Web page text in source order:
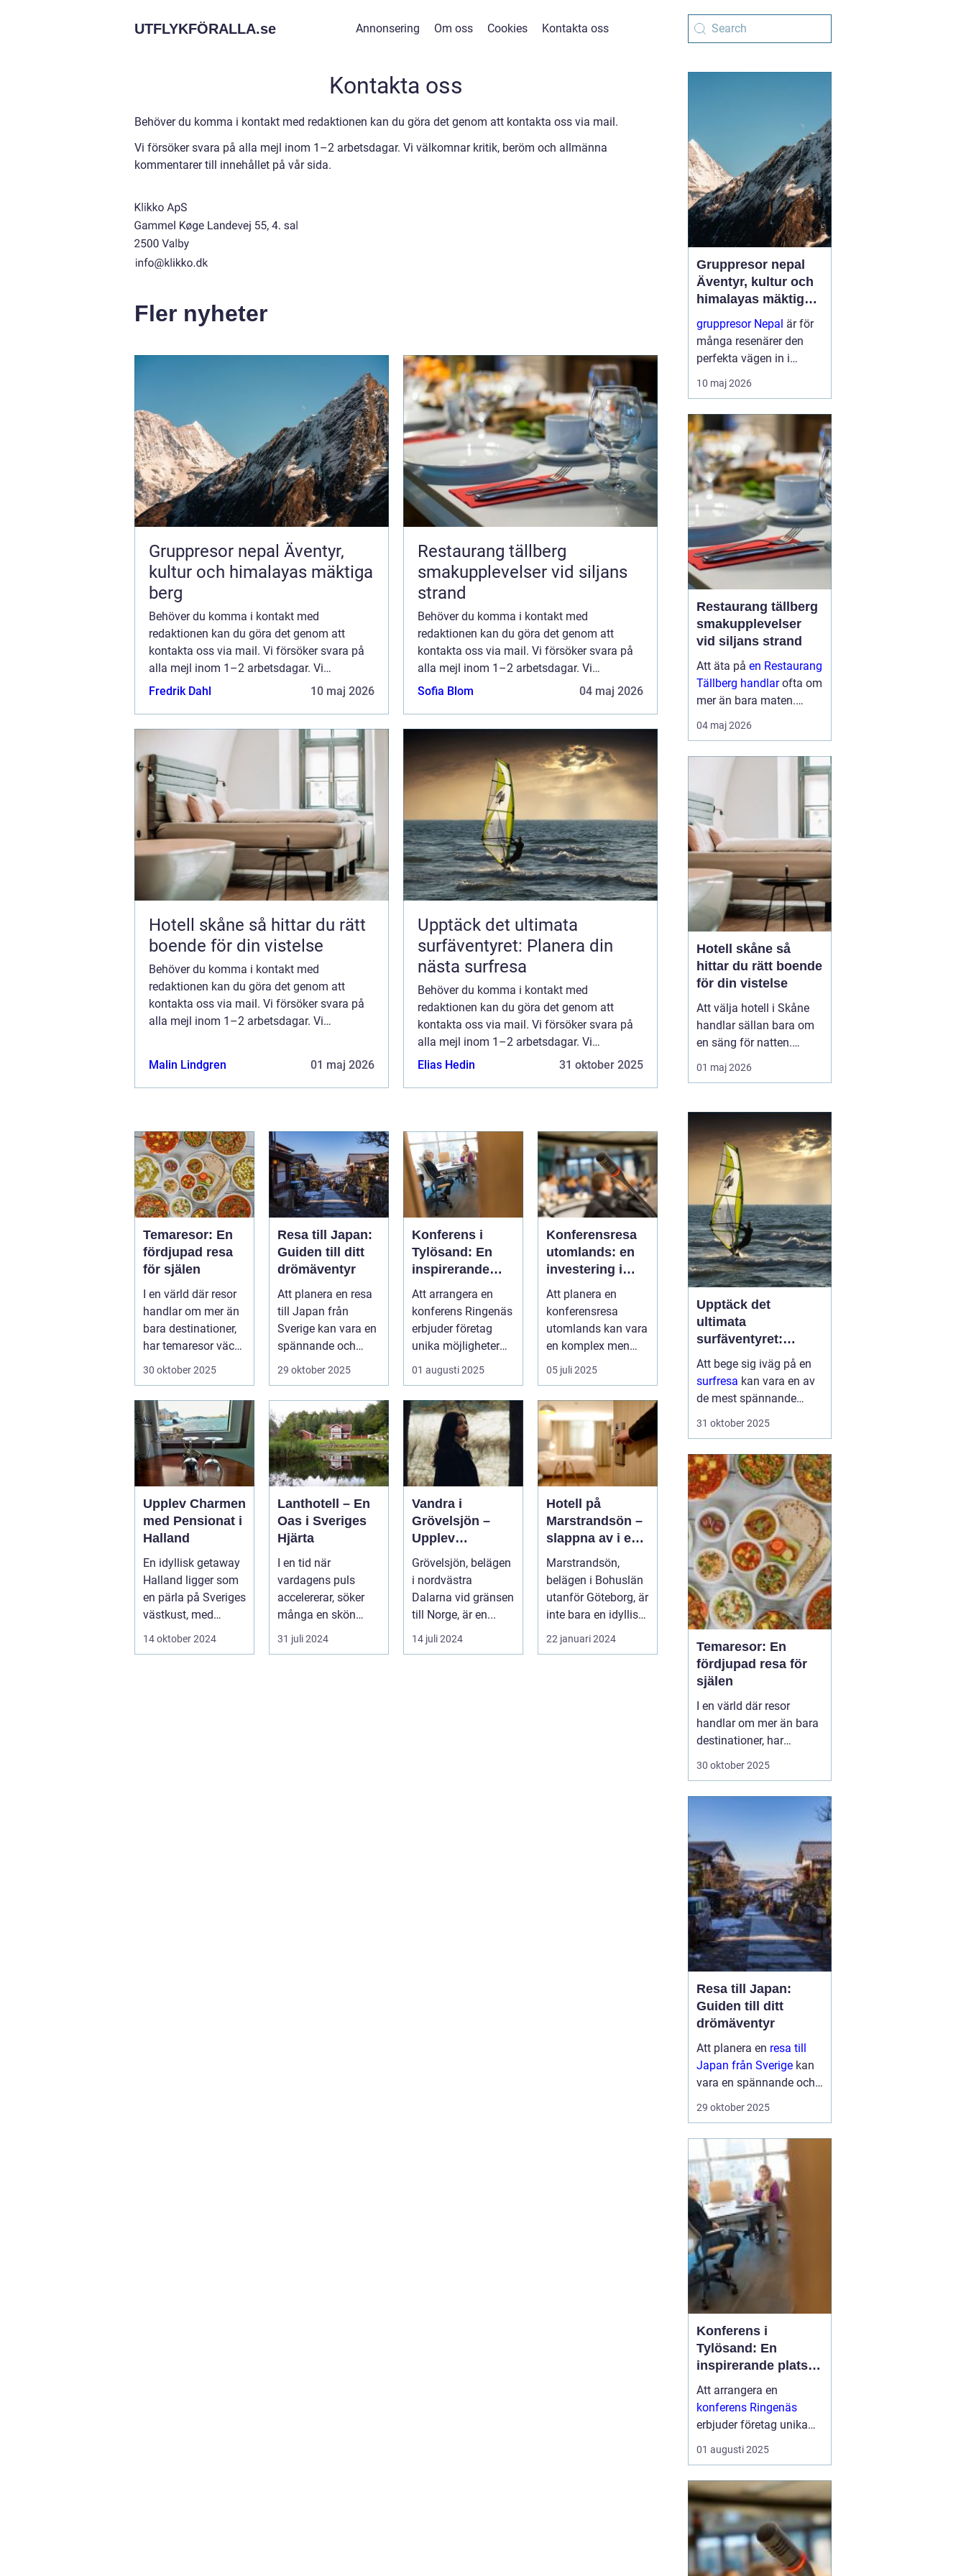
UTFLYKFÖRALLA.se Annonsering Om oss Cookies Kontakta oss
Kontakta oss
Behöver du komma i kontakt med redaktionen kan du göra det genom att kontakta oss via mail.
Vi försöker svara på alla mejl inom 1–2 arbetsdagar. Vi välkomnar kritik, beröm och allmänna
kommentarer till innehållet på vår sida.
Fler nyheter
Gruppresor nepal Äventyr,
kultur och himalayas mäktiga
berg
Behöver du komma i kontakt med
redaktionen kan du göra det genom att
kontakta oss via mail. Vi försöker svara på
alla mejl inom 1–2 arbetsdagar. Vi
välkomnar kritik, beröm och allmänna
Fredrik Dahl 10 maj 2026
Restaurang tällberg
smakupplevelser vid siljans
strand
Behöver du komma i kontakt med
redaktionen kan du göra det genom att
kontakta oss via mail. Vi försöker svara på
alla mejl inom 1–2 arbetsdagar. Vi
välkomnar kritik, beröm och allmänna
Sofia Blom 04 maj 2026
Hotell skåne så hittar du rätt
boende för din vistelse
Behöver du komma i kontakt med
redaktionen kan du göra det genom att
kontakta oss via mail. Vi försöker svara på
alla mejl inom 1–2 arbetsdagar. Vi
Malin Lindgren 01 maj 2026
Upptäck det ultimata
surfäventyret: Planera din
nästa surfresa
Behöver du komma i kontakt med
redaktionen kan du göra det genom att
kontakta oss via mail. Vi försöker svara på
alla mejl inom 1–2 arbetsdagar. Vi
välkomnar kritik, beröm och allmänna
Elias Hedin 31 oktober 2025
Temaresor: En
fördjupad resa
för själen
I en värld där resor
handlar om mer än
bara destinationer,
har temaresor väckt
30 oktober 2025
Resa till Japan:
Guiden till ditt
drömäventyr
Att planera en resa
till Japan från
Sverige kan vara en
spännande och
överväldi...
29 oktober 2025
Konferens i
Tylösand: En
inspirerande
plats för din
nästa
företagssamma
nkomst
Att arrangera en
konferens Ringenäs
erbjuder företag
unika möjligheter
att kombinera ...
01 augusti 2025
Konferensresa
utomlands: en
investering i
kunskap och
nätverk
Att planera en
konferensresa
utomlands kan vara
en komplex men
givande upplevelse
som öppnar up...
05 juli 2025
Upplev Charmen
med Pensionat i
Halland
En idyllisk getaway
Halland ligger som
en pärla på Sveriges
västkust, med
fantastis...
14 oktober 2024
Lanthotell – En
Oas i Sveriges
Hjärta
I en tid när
vardagens puls
accelererar, söker
många en skön
tillflyktsort d&au...
31 juli 2024
Vandra i
Grövelsjön –
Upplev
spektakulär
natur och
vildmarksupplev
elser på nära
Grövelsjön, belägen
i nordvästra
Dalarna vid gränsen
till Norge, är en...
14 juli 2024
Hotell på
Marstrandsön –
slappna av i en
oas vid havet
Marstrandsön,
belägen i Bohuslän
utanför Göteborg, är
inte bara en idyllisk
plats rik på historia
oc...
22 januari 2024
Gruppresor nepal
Äventyr, kultur och
himalayas mäktiga
gruppresor Nepal är för
många resenärer den
perfekta vägen in i
himalayas värld av
storslagna berg, djupa
traditioner. Genom att
resa i grupp skapas
trygghet, gemenskap...
10 maj 2026
Restaurang tällberg
smakupplevelser
vid siljans strand
Att äta på en Restaurang
Tällberg handlarofta om
mer än bara maten.
Många gäster beskriver
en helhetsupplevelse där
genuina dalakulturen
och doften av nylagad
mat från lokala r...
04 maj 2026
Hotell skåne så
hittar du rätt boende
för din vistelse
Att välja hotell i Skåne
handlar sällan bara om
en säng för natten.
Läget, känslan, servicen
och vad du vill göra
minst lika stor roll.
Regionen är stor och
varierad, från Österlens
stränder till
storstadspulsen i Malmö
och Lun...
01 maj 2026
Upptäck det
ultimata
surfäventyret:
Planera din nästa
surfresa
Att bege sig iväg på en
surfresa kan vara en av
de mest spännande
upplevelserna för den
rätt planering och
destination kan denna ...
31 oktober 2025
Temaresor: En
fördjupad resa för
själen
I en värld där resor
handlar om mer än bara
destinationer, har
temaresor väckt
Dessa resor erbjuder mer
semesterupplevelser,
genom att fokusera på
specifika in...
30 oktober 2025
Resa till Japan:
Guiden till ditt
drömäventyr
Att planera en resa till
Japan från Sverige kan
vara en spännande och
överväldigande
29 oktober 2025
Konferens i
Tylösand: En
inspirerande plats
för din nästa
företagssammanko
mst
Att arrangera en
konferens Ringenäs
erbjuder företag unika
möjligheter att
kombinera
fantastiska
naturskönheter och
aktivit...
01 augusti 2025